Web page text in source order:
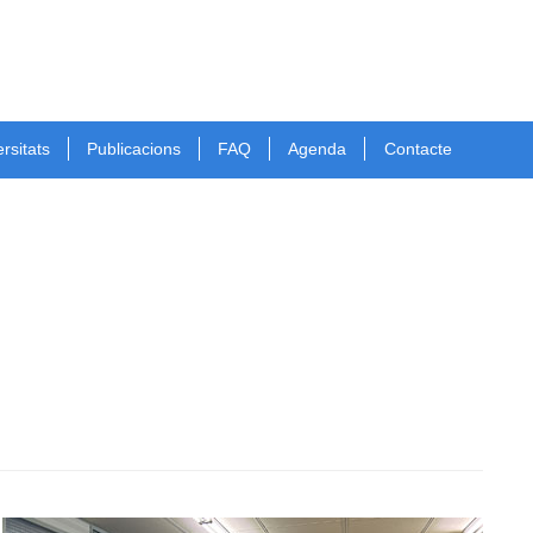
Publicacions FAQ Agenda Contacte